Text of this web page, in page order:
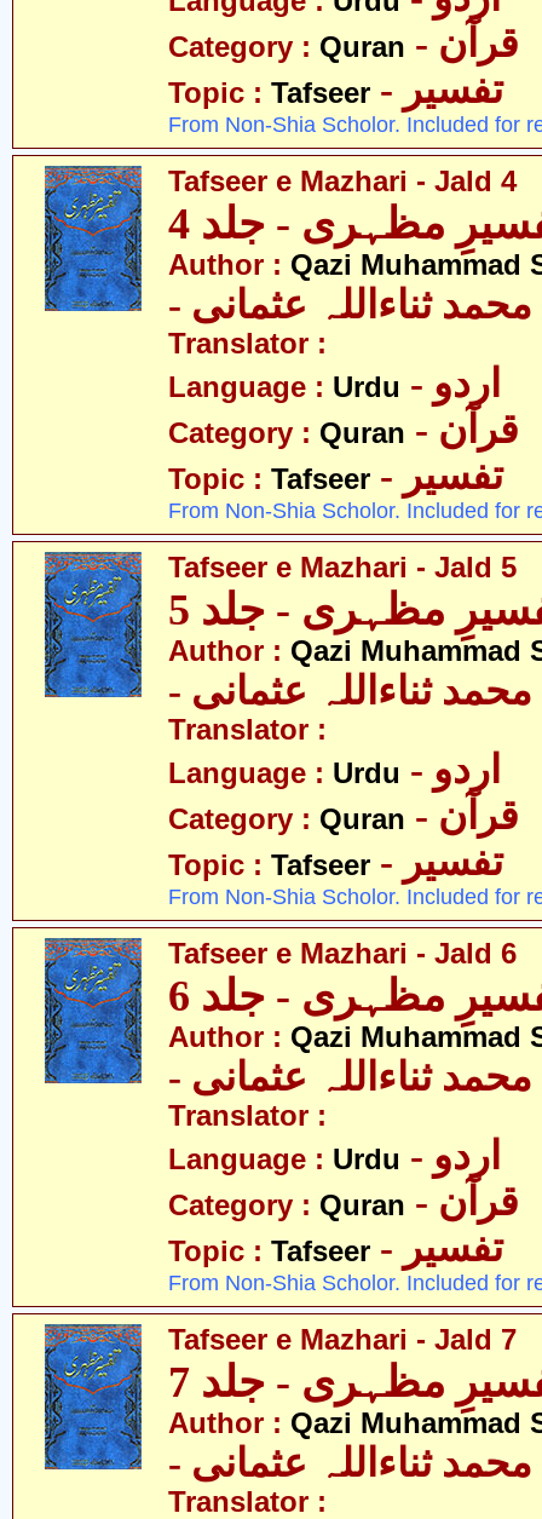
Category : Quran - قرآن
Topic : Tafseer - تفسیر
From Non-Shia Scholor. Included for
Tafseer e Mazhari - Jald 4
مظہری - جلد 4
Author : Qazi Muhammad
ثناءاللہ عثمانی
Translator :
Language : Urdu - اردو
Category : Quran - قرآن
Topic : Tafseer - تفسیر
From Non-Shia Scholor. Included for
Tafseer e Mazhari - Jald 5
مظہری - جلد 5
Author : Qazi Muhammad
ثناءاللہ عثمانی
Translator :
Language : Urdu - اردو
Category : Quran - قرآن
Topic : Tafseer - تفسیر
From Non-Shia Scholor. Included for
Tafseer e Mazhari - Jald 6
مظہری - جلد 6
Author : Qazi Muhammad
ثناءاللہ عثمانی
Translator :
Language : Urdu - اردو
Category : Quran - قرآن
Topic : Tafseer - تفسیر
From Non-Shia Scholor. Included for
Tafseer e Mazhari - Jald 7
مظہری - جلد 7
Author : Qazi Muhammad
ثناءاللہ عثمانی
Translator :